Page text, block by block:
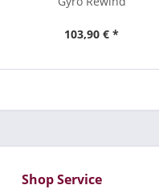
103,90 € *
Shop Service